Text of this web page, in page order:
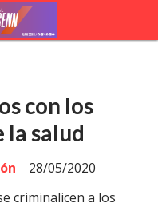
con los
la salud
criminalicen a los
28/05/2020